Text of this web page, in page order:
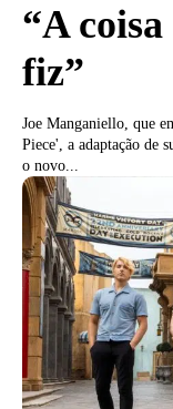
“A
fiz”
Joe Manganiello, que
Piece', a adaptação de
o novo...